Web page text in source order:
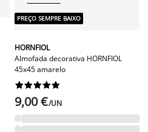
PREÇO SEMPRE BAIXO
HORNFIOL
Almofada decorativa HORNFIOL
45x45 amarelo






9,00 €/UN